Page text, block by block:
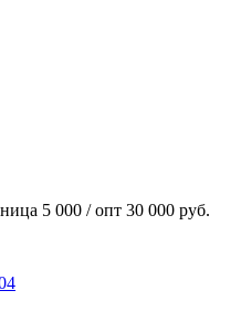
5 000 / опт 30 000 руб.